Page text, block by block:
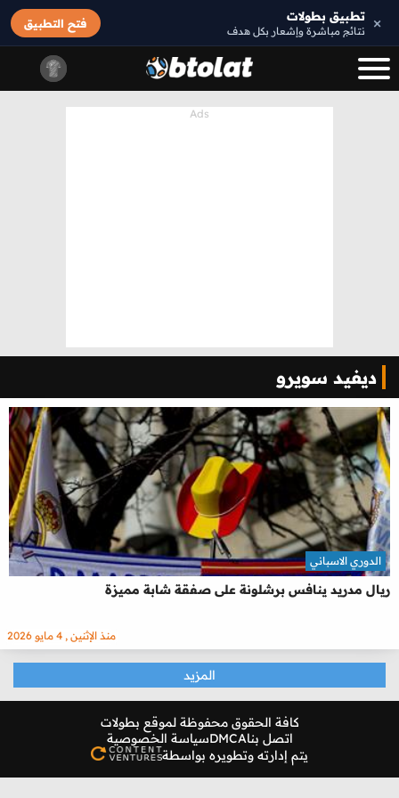
× تطبيق بطولات
نتائج مباشرة وإشعار بكل هدف
فتح التطبيق
ديفيد سويرو
ريال مدريد ينافس برشلونة على صفقة شابة مميزة
الدوري الاسباني
منذ الإثنين , 4 مايو 2026
المزيد
كافة الحقوق محفوظة لموقع بطولات
اتصل بناDMCAسياسة الخصوصية
يتم إدارته وتطويره بواسطة